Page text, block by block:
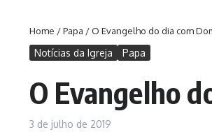
Home /Papa /O Evangelho do dia com
Notícias da Igreja Papa
O Evangelho
3 de julho de 2019